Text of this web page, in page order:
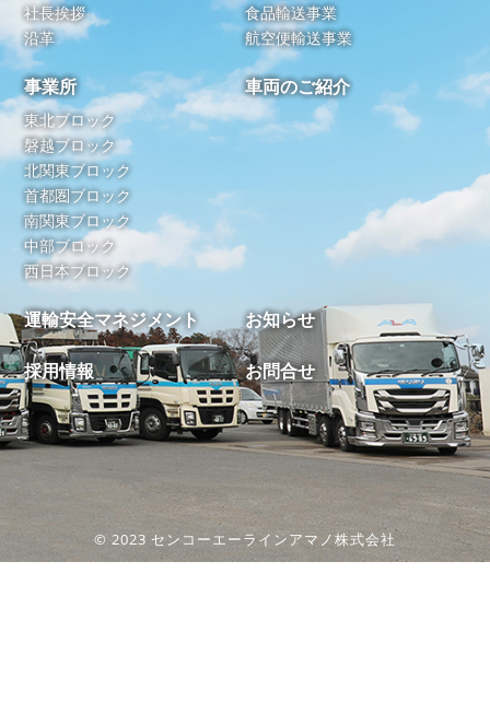
社長挨拶
沿革
食品輸送事業
航空便輸送事業
事業所
東北ブロック
磐越ブロック
北関東ブロック
首都圏ブロック
南関東ブロック
中部ブロック
西日本ブロック
車両のご紹介
運輸安全マネジメント お知らせ
採用情報 お問合せ
© 2023 センコーエーラインアマノ株式会社